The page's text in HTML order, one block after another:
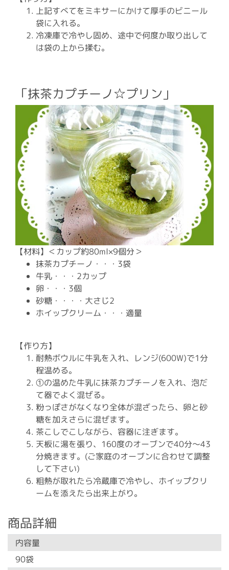
上記すべてをミキサーにかけて厚手のビニール
袋に入れる。
冷凍庫で冷やし固め、途中で何度か取り出して
は袋の上から揉む。
「抹茶カプチーノ☆プリン」
【材料】＜カップ約80ml×9個分＞
抹茶カプチーノ・・・3袋
牛乳・・・2カップ
卵・・・3個
砂糖・・・・大さじ2
ホイップクリーム・・・適量
【作り方】
耐熱ボウルに牛乳を入れ、レンジ(600W)で1分
程温める。
①の温めた牛乳に抹茶カプチーノを入れ、泡だ
て器でよく混ぜる。
粉っぽさがなくなり全体が混ざったら、卵と砂
糖を加えさらに混ぜます。
茶こしでこしながら、容器に注ぎます。
天板に湯を張り、160度のオーブンで40分～43
分焼きます。(ご家庭のオーブンに合わせて調整
して下さい)
粗熱が取れたら冷蔵庫で冷やし、ホイップクリ
ームを添えたら出来上がり。
商品詳細
内容量
90袋